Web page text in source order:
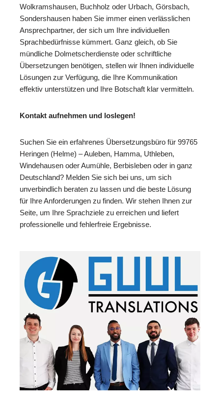
Wolkramshausen, Buchholz oder Urbach, Görsbach,
Sondershausen haben Sie immer einen verlässlichen
Ansprechpartner, der sich um Ihre individuellen
Sprachbedürfnisse kümmert. Ganz gleich, ob Sie
mündliche Dolmetscherdienste oder schriftliche
Übersetzungen benötigen, stellen wir Ihnen individuelle
Lösungen zur Verfügung, die Ihre Kommunikation
effektiv unterstützen und Ihre Botschaft klar vermitteln.
Kontakt aufnehmen und loslegen!
Suchen Sie ein erfahrenes Übersetzungsbüro für 99765
Heringen (Helme) – Auleben, Hamma, Uthleben,
Windehausen oder Aumühle, Berbisleben oder in ganz
Deutschland? Melden Sie sich bei uns, um sich
unverbindlich beraten zu lassen und die beste Lösung
für Ihre Anforderungen zu finden. Wir stehen Ihnen zur
Seite, um Ihre Sprachziele zu erreichen und liefert
professionelle und fehlerfreie Ergebnisse.